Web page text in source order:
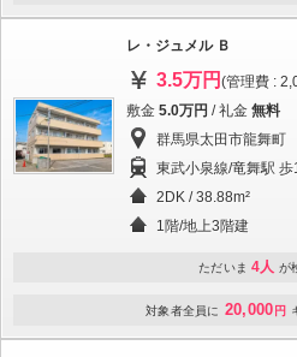
レ・ジュメル Ｂ
3.5万円 (管理費 :
敷金 5.0万円 / 礼金 無料
群馬県太田市龍舞町
東武小泉線/竜舞駅
2DK / 38.88m²
1階/地上3階建
ただいま 4人 が
対象者全員に 20,000 円